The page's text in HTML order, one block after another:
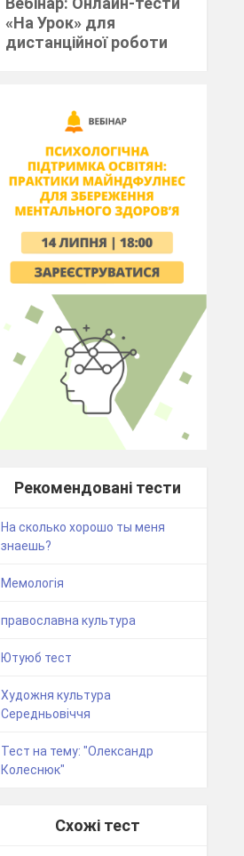
«На Урок» для
дистанційної роботи
Рекомендовані тести
На сколько хорошо ты меня
знаешь?
Мемологія
православна культура
Ютуюб тест
Художня культура
Середньовіччя
Тест на тему: "Олександр
Колеснюк"
Схожі тест